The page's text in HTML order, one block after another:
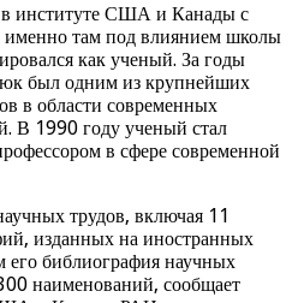
институте США и Канады с
именно там под влиянием школы
как ученый. За годы
был одним из крупнейших
в области современных
В 1990 году ученый стал
в сфере современной
трудов, включая 11
изданных на иностранных
его библиография научных
наименований, сообщает